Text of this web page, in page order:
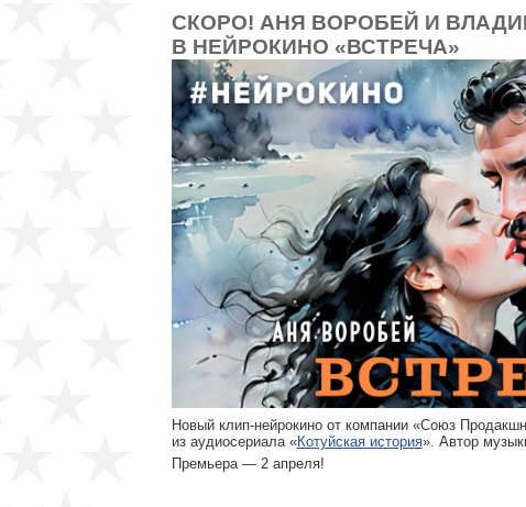
СКОРО! АНЯ ВОРОБЕЙ И
В НЕЙРОКИНО «ВСТРЕЧА»
Новый клип-нейрокино от компании «Союз
из аудиосериала «Котуйская история». Автор
Премьера — 2 апреля!